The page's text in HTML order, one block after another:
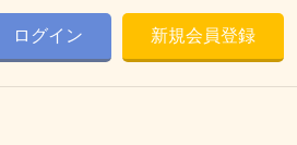
ログイン 新規会員登録